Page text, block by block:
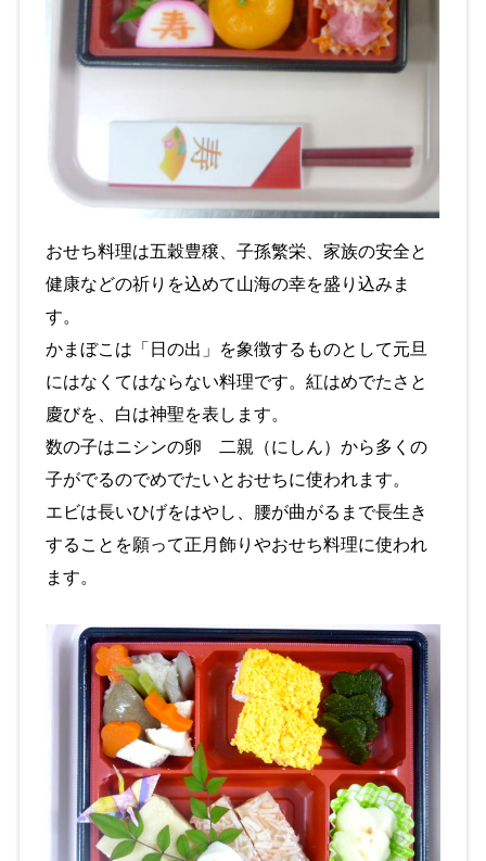
おせち料理は五穀豊穣、子孫繁栄、家族の安全と
健康などの祈りを込めて山海の幸を盛り込みま
す。
かまぼこは「日の出」を象徴するものとして元旦
にはなくてはならない料理です。紅はめでたさと
慶びを、白は神聖を表します。
数の子はニシンの卵 二親（にしん）から多くの
子がでるのでめでたいとおせちに使われます。
エビは長いひげをはやし、腰が曲がるまで長生き
することを願って正月飾りやおせち料理に使われ
ます。